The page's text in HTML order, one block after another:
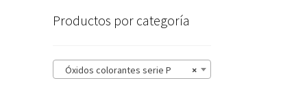
Productos por categoría
×
Óxidos colorantes serie P